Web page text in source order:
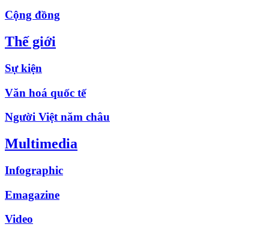
Cộng đồng
Thế giới
Sự kiện
Văn hoá quốc tế
Người Việt năm châu
Multimedia
Infographic
Emagazine
Video